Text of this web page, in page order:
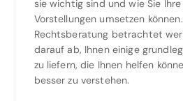
sie wichtig sind und wie Sie
Vorstellungen umsetzen
Rechtsberatung betrachtet
darauf ab, Ihnen einige
zu liefern, die Ihnen helfen
besser zu verstehen.